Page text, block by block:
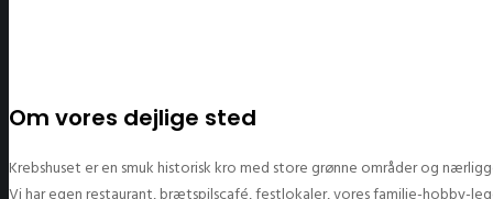
Om vores dejlige sted
Krebshuset er en smuk historisk kro med store grønne områder og
Vi har egen restaurant, brætspilscafé, festlokaler, vores familie-hobby-